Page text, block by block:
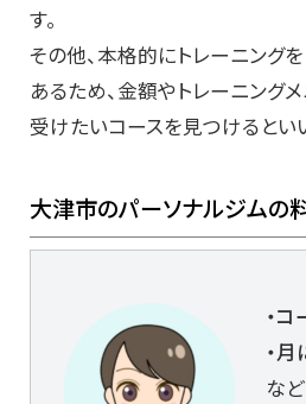
す。
その他、本格的にトレーニング
あるため、金額やトレーニング
受けたいコースを見つけるとい
大津市のパーソナルジムの
・
・
な